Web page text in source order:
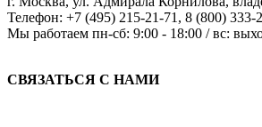
Телефон: +7 (495) 215-21-71 , 8 (800) 333-
Мы работаем пн-сб: 9:00 - 18:00 / вс:
СВЯЗАТЬСЯ С НАМИ